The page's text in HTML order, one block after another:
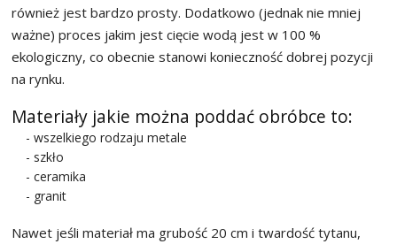
również jest bardzo prosty. Dodatkowo (jednak nie mniej
ważne) proces jakim jest cięcie wodą jest w 100 %
ekologiczny, co obecnie stanowi konieczność dobrej pozycji
na rynku.
Materiały jakie można poddać obróbce to:
- wszelkiego rodzaju metale
- szkło
- ceramika
- granit
Nawet jeśli materiał ma grubość 20 cm i twardość tytanu,